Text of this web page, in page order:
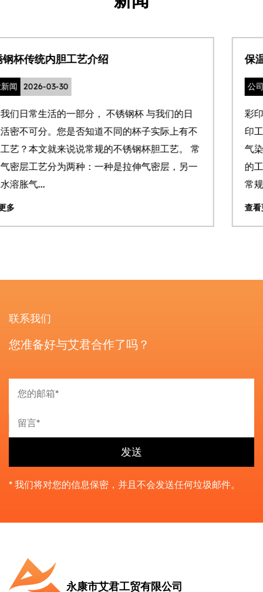
保温杯UV logo的优缺点和工艺
公司新闻
彩印logo在我们如今保温杯里越来越常见。常规的彩
印工艺有如下，UV logo，热转印logo，水贴 logo
气染印logo。本文着重讨论目前大货做下来较为普遍
的工艺 UV logo。 UV logo我们目前有两种效果可以
联系我们
您准备好与艾君合作了吗？
* 我们将对您的信息保密，并且不会发送任何垃圾邮件。
永康市艾君工贸有限公司